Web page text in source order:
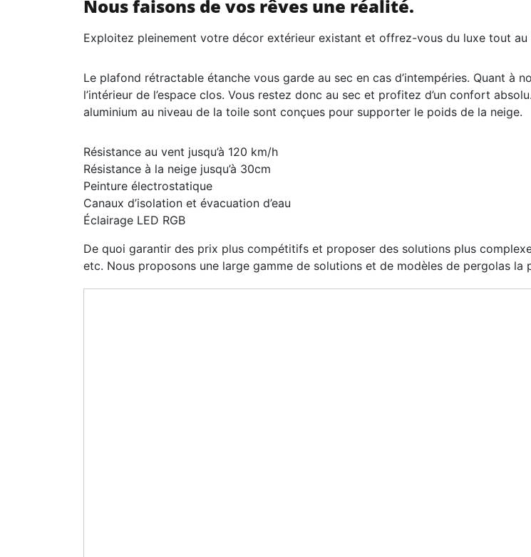
Nous faisons de vos rêves une réalité.
Exploitez pleinement votre décor extérieur existant et offrez-vous du luxe tout
Le plafond rétractable étanche vous garde au sec en cas d’intempéries. Quant à
l’intérieur de l’espace clos. Vous restez donc au sec et profitez d’un confort
aluminium au niveau de la toile sont conçues pour supporter le poids de la neige.
Résistance au vent jusqu’à 120 km/h
Résistance à la neige jusqu’à 30cm
Peinture électrostatique
Canaux d’isolation et évacuation d’eau
Éclairage LED RGB
De quoi garantir des prix plus compétitifs et proposer des solutions plus
etc. Nous proposons une large gamme de solutions et de modèles de pergolas la